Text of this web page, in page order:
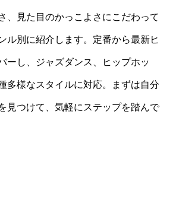
、見た目のかっこよさにこだわって
ル別に紹介します。定番から最新ヒ
ーし、ジャズダンス、ヒップホッ
多様なスタイルに対応。まずは自分
見つけて、気軽にステップを踏んで